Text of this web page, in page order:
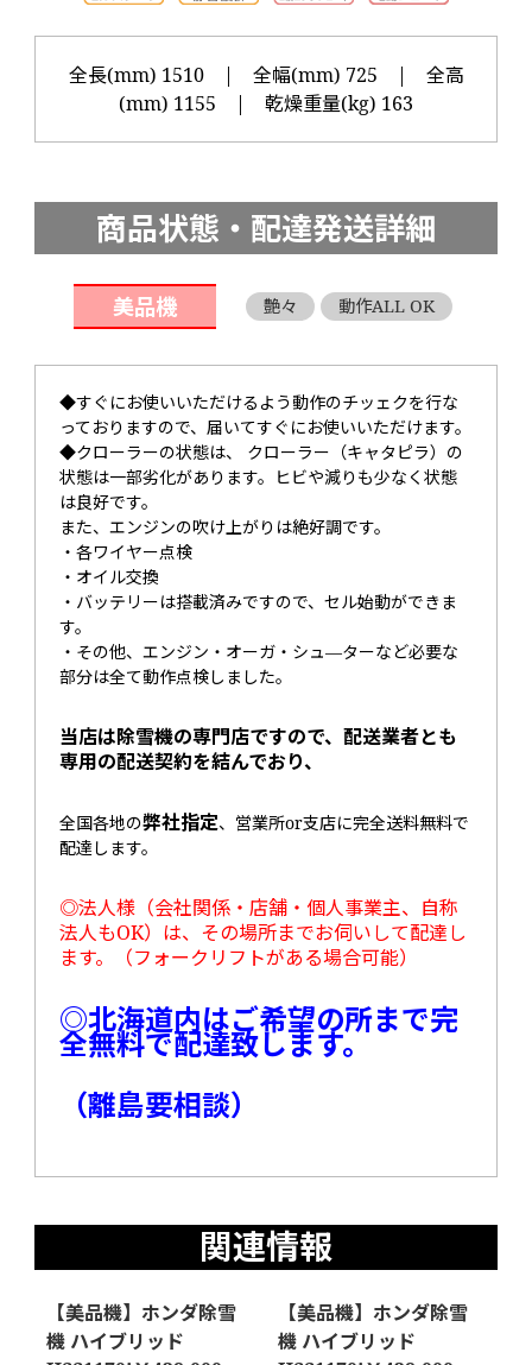
全長(mm) 1510 | 全幅(mm) 725 | 全高
(mm) 1155 | 乾燥重量(kg) 163
商品状態・配達発送詳細
美品機 艶々 動作ALL OK
◆すぐにお使いいただけるよう動作のチッェクを行な
っておりますので、届いてすぐにお使いいただけます。
◆クローラーの状態は、 クローラー（キャタピラ）の
状態は一部劣化があります。ヒビや減りも少なく状態
は良好です。
また、エンジンの吹け上がりは絶好調です。
・各ワイヤー点検
・オイル交換
・バッテリーは搭載済みですので、セル始動ができま
す。
・その他、エンジン・オーガ・シュ―ターなど必要な
部分は全て動作点検しました。
当店は除雪機の専門店ですので、配送業者とも
専用の配送契約を結んでおり、
全国各地の弊社指定、営業所or支店に完全送料無料で
配達します。
◎法人様（会社関係・店舗・個人事業主、自称
法人もOK）は、その場所までお伺いして配達し
ます。（フォークリフトがある場合可能）
◎北海道内はご希望の所まで完
全無料で配達致します。
（離島要相談）
関連情報
【美品機】ホンダ除雪
機 ハイブリッド
【美品機】ホンダ除雪
機 ハイブリッド